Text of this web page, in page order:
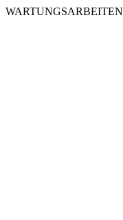
WARTUNGSARBEITEN